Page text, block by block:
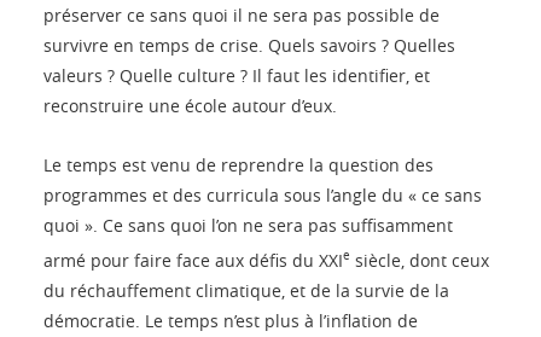
préserver ce sans quoi il ne sera pas possible de
survivre en temps de crise. Quels savoirs ? Quelles
valeurs ? Quelle culture ? Il faut les identifier, et
reconstruire une école autour d’eux.
Le temps est venu de reprendre la question des
programmes et des curricula sous l’angle du « ce sans
quoi ». Ce sans quoi l’on ne sera pas suffisamment
armé pour faire face aux défis du XXIe siècle, dont ceux
du réchauffement climatique, et de la survie de la
démocratie. Le temps n’est plus à l’inflation de